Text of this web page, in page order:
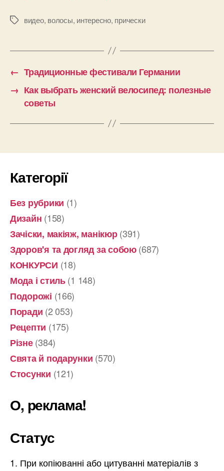
Позначки
видео, волосы, интересно, прически
← Традиционные фестивали Германии
→ Как выбрать женский велосипед: полезные
советы
Категорії
Без рубрики (1)
Дизайн (158)
Зачіски, макіяж, манікюр(391)
Здоров'я та догляд за собою(687)
КОНКУРСИ (18)
Мода і стиль(1 148)
Подорожі (166)
Поради (2 053)
Рецепти (175)
Різне(384)
Свята й подарунки (570)
Стосунки (121)
О, реклама!
Статус
При копіюванні або цитуванні матеріалів з